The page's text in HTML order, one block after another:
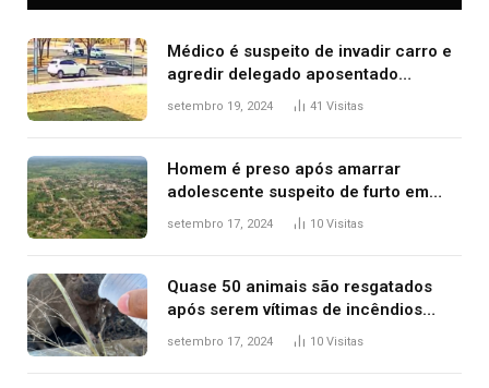
Médico é suspeito de invadir carro e
agredir delegado aposentado
durante confusão no trânsito
setembro 19, 2024 41 Visitas
Homem é preso após amarrar
adolescente suspeito de furto em
estaca de cerca e agredi-lo
setembro 17, 2024 10 Visitas
Quase 50 animais são resgatados
após serem vítimas de incêndios
florestais no Tocantins
setembro 17, 2024 10 Visitas